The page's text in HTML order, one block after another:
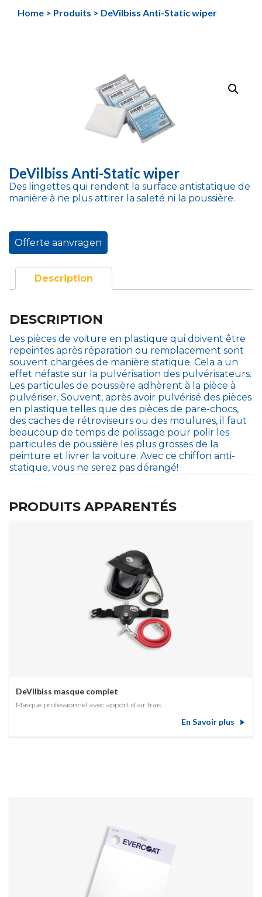
Home > Produits > DeVilbiss Anti-Static wiper
DeVilbiss Anti-Static wiper
Des lingettes qui rendent la surface antistatique de
manière à ne plus attirer la saleté ni la poussière.
Offerte aanvragen
Description
DESCRIPTION
Les pièces de voiture en plastique qui doivent être
repeintes après réparation ou remplacement sont
souvent chargées de manière statique. Cela a un
effet néfaste sur la pulvérisation des pulvérisateurs.
Les particules de poussière adhèrent à la pièce à
pulvériser. Souvent, après avoir pulvérisé des pièces
en plastique telles que des pièces de pare-chocs,
des caches de rétroviseurs ou des moulures, il faut
beaucoup de temps de polissage pour polir les
particules de poussière les plus grosses de la
peinture et livrer la voiture. Avec ce chiffon anti-
statique, vous ne serez pas dérangé!
PRODUITS APPARENTÉS
DeVilbiss masque complet
Masque professionnel avec apport d’air frais.
En Savoir plus